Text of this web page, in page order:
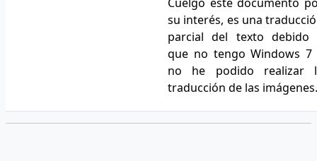
su interés, es una
parcial del texto debido
que no tengo Windows 7
no he podido realizar
traducción de las imágenes.